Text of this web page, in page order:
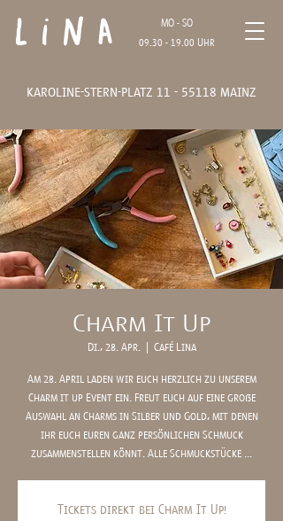
Lina
MO - SO
09.30 - 19.00 Uhr
karoline-stern-platz 11 - 55118 mainz
Charm It Up
Di., 28. Apr.
  |
Café Lina
Am 28. April laden wir euch herzlich zu unserem
Charm it up Event ein. Freut euch auf eine große
Auswahl an Charms in Silber und Gold, mit denen
ihr euch euren ganz persönlichen Schmuck
zusammenstellen könnt. Alle Schmuckstücke ...
Tickets direkt bei Charm It Up!